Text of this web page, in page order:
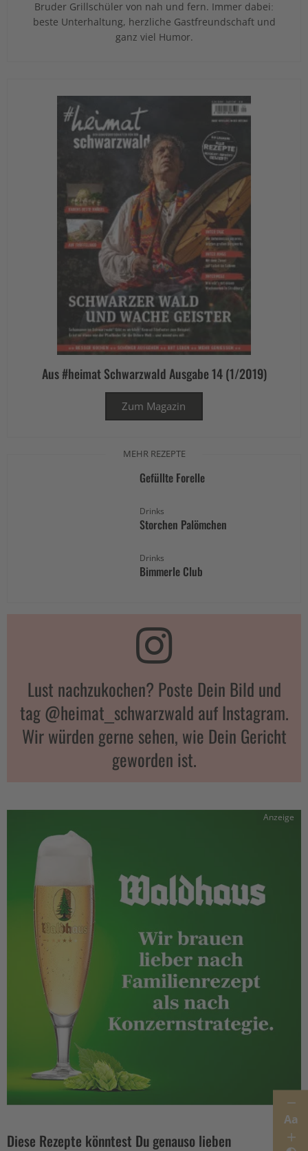
Aa
Bruder Grillschüler von nah und fern. Immer dabei:
beste Unterhaltung, herzliche Gastfreundschaft und
ganz viel Humor.
Aus #heimat Schwarzwald Ausgabe 14 (1/2019)
Zum Magazin
MEHR REZEPTE
Gefüllte Forelle
Drinks
Storchen Palömchen
Drinks
Bimmerle Club
Lust nachzukochen? Poste Dein Bild und
tag @heimat_schwarzwald auf Instagram.
Wir würden gerne sehen, wie Dein Gericht
geworden ist.
Anzeige
Diese Rezepte könntest Du genauso lieben